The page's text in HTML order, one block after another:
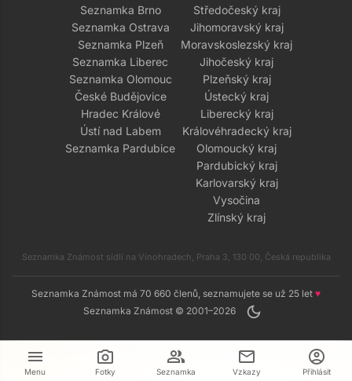
menu
Menu
camera_alt
Fotky
group
Seznamka
mail
Vzkazy
account_circle
Přihlásit
Seznamka Brno
Seznamka Ostrava
Seznamka Plzeň
Seznamka Liberec
Seznamka Olomouc
České Budějovice
Hradec Králové
Ústí nad Labem
Seznamka Pardubice
Středočeský kraj
Jihomoravský kraj
Moravskoslezský kraj
Jihočeský kraj
Plzeňský kraj
Ústecký kraj
Liberecký kraj
Královéhradecký kraj
Olomoucký kraj
Pardubický kraj
Karlovarský kraj
Vysočina
Zlínský kraj
Seznamka Známost sídlí na Vinohradech, Praha 3, 130 00, Česká republika
Seznamka Známost má 70 660 členů, seznamujete se už 25 let ♥
Seznamka Známost © 2001–2026
dark_mode